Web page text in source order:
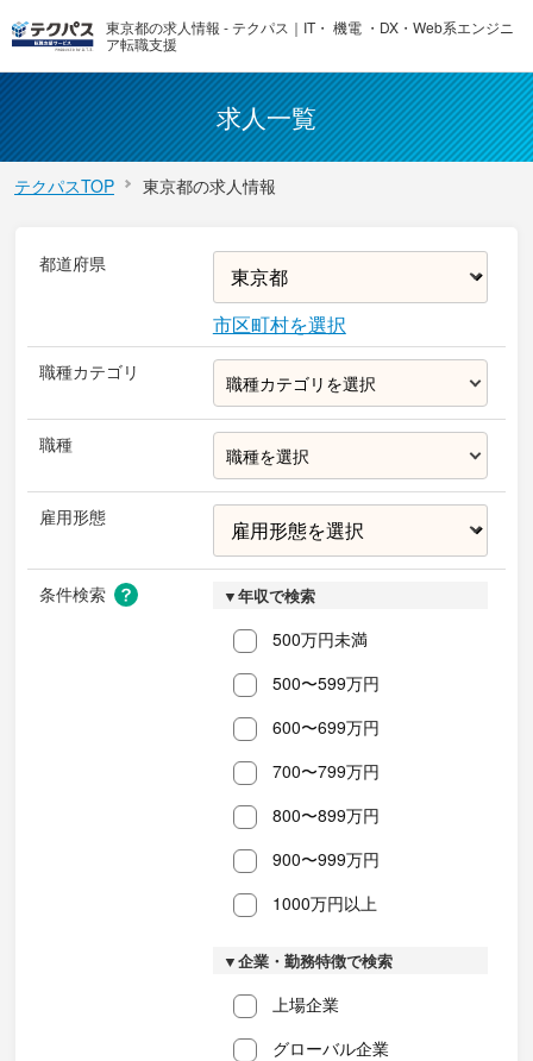
東京都の求人情報 - テクパス｜IT・ 機電 ・DX・Web系エンジニ
ア転職支援
求人一覧
テクパスTOP 東京都の求人情報
都道府県
市区町村を選択
職種カテゴリ 職種カテゴリを選択
職種 職種を選択
雇用形態
条件検索 ▼年収で検索
500万円未満
500〜599万円
600〜699万円
700〜799万円
800〜899万円
900〜999万円
1000万円以上
▼企業・勤務特徴で検索
上場企業
グローバル企業